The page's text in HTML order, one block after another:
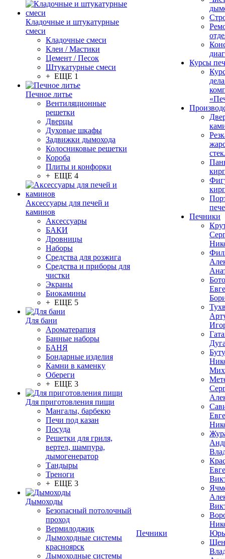
Кладочные и штукатурные
смеси
Кладочные смеси
Клеи / Мастики
Цемент / Песок
Штукатурные смеси
+ ЕЩЕ 1
Печное литье
Вентиляционные
решетки
Дверцы
Духовые шкафы
Задвижки дымохода
Колосниковые решетки
Короба
Плиты и конфорки
+ ЕЩЕ 4
Аксессуары для печей и
каминов
Аксессуары
БАКИ
Дровницы
Наборы
Средства для розжига
Средства и приборы для
чистки
Экраны
Биокамины
+ ЕЩЕ 5
Для бани
Ароматерапия
Банные наборы
БАНЯ
Бондарные изделия
Камни в каменку
Обереги
+ ЕЩЕ 3
Для приготовления пищи
Мангалы, барбекю
Печи под казан
Посуда
Решетки для гриля,
вертел, шампура,
дымогенератор
Тандыры
Треноги
+ ЕЩЕ 3
Дымоходы
Безопасный потолочный
проход
Вермилоджик
Дымоходные системы
красноярск
Дымоходные системы
Печники
Курсы
Печники